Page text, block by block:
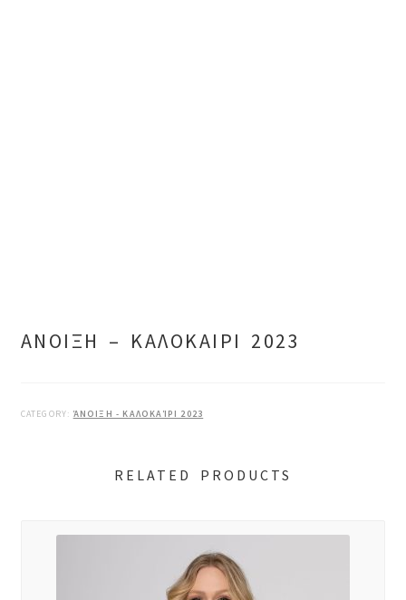
ΑΝΟΙΞΗ – ΚΑΛΟΚΑΙΡΙ 2023
CATEGORY: ΆΝΟΙΞΗ - ΚΑΛΟΚΑΊΡΙ 2023
RELATED PRODUCTS